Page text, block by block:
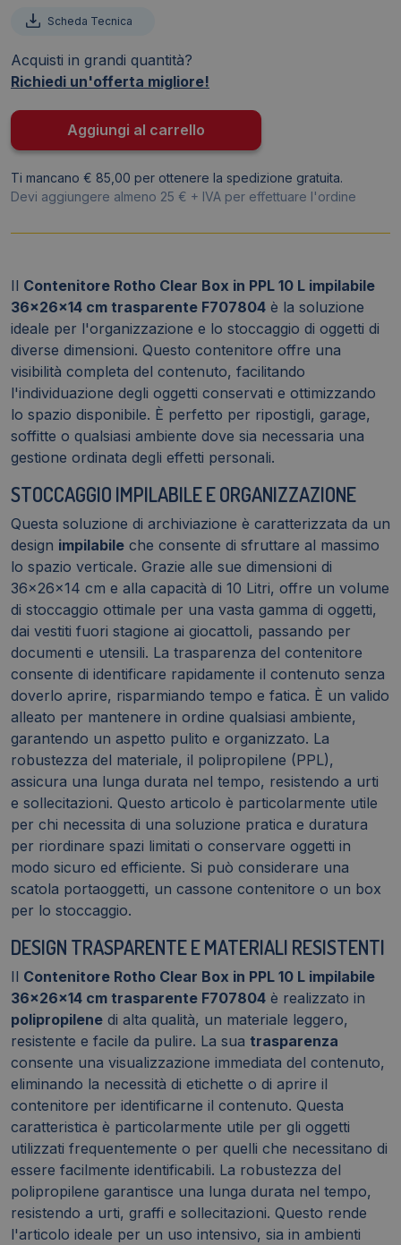
cm
F707804
quantità
Scheda Tecnica
Acquisti in grandi quantità?
Richiedi un'offerta migliore!
Aggiungi al carrello
Ti mancano € 85,00 per ottenere la spedizione gratuita.
Devi aggiungere almeno 25 € + IVA per effettuare l'ordine
Il Contenitore Rotho Clear Box in PPL 10 L impilabile
36x26x14 cm trasparente F707804 è la soluzione
ideale per l'organizzazione e lo stoccaggio di oggetti di
diverse dimensioni. Questo contenitore offre una
visibilità completa del contenuto, facilitando
l'individuazione degli oggetti conservati e ottimizzando
lo spazio disponibile. È perfetto per ripostigli, garage,
soffitte o qualsiasi ambiente dove sia necessaria una
gestione ordinata degli effetti personali.
STOCCAGGIO IMPILABILE E ORGANIZZAZIONE
Questa soluzione di archiviazione è caratterizzata da un
design impilabile che consente di sfruttare al massimo
lo spazio verticale. Grazie alle sue dimensioni di
36x26x14 cm e alla capacità di 10 Litri, offre un volume
di stoccaggio ottimale per una vasta gamma di oggetti,
dai vestiti fuori stagione ai giocattoli, passando per
documenti e utensili. La trasparenza del contenitore
consente di identificare rapidamente il contenuto senza
doverlo aprire, risparmiando tempo e fatica. È un valido
alleato per mantenere in ordine qualsiasi ambiente,
garantendo un aspetto pulito e organizzato. La
robustezza del materiale, il polipropilene (PPL),
assicura una lunga durata nel tempo, resistendo a urti
e sollecitazioni. Questo articolo è particolarmente utile
per chi necessita di una soluzione pratica e duratura
per riordinare spazi limitati o conservare oggetti in
modo sicuro ed efficiente. Si può considerare una
scatola portaoggetti, un cassone contenitore o un box
per lo stoccaggio.
DESIGN TRASPARENTE E MATERIALI RESISTENTI
Il Contenitore Rotho Clear Box in PPL 10 L impilabile
36x26x14 cm trasparente F707804 è realizzato in
polipropilene di alta qualità, un materiale leggero,
resistente e facile da pulire. La sua trasparenza
consente una visualizzazione immediata del contenuto,
eliminando la necessità di etichette o di aprire il
contenitore per identificarne il contenuto. Questa
caratteristica è particolarmente utile per gli oggetti
utilizzati frequentemente o per quelli che necessitano di
essere facilmente identificabili. La robustezza del
polipropilene garantisce una lunga durata nel tempo,
resistendo a urti, graffi e sollecitazioni. Questo rende
l'articolo ideale per un uso intensivo, sia in ambienti